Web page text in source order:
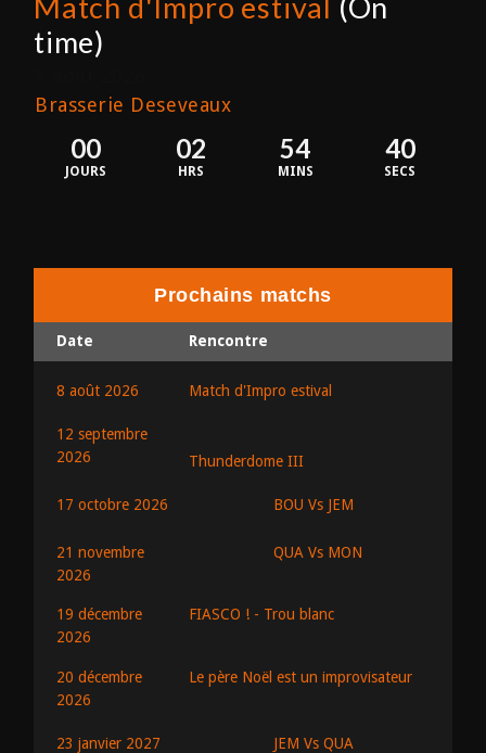
time)
Brasserie Deseveaux
00
JOURS
02
HRS
54
MINS
40
SECS
Prochains matchs
Date Rencontre
8 août 2026 Match d'Impro estival
12 septembre
2026
Thunderdome III
17 octobre 2026 BOU Vs JEM
21 novembre
2026
QUA Vs MON
19 décembre
2026
FIASCO ! - Trou blanc
20 décembre
2026
Le père Noël est un improvisateur
23 janvier 2027 JEM Vs QUA